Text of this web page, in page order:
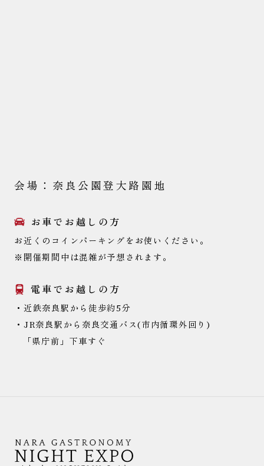
会場：奈良公園登大路園地
お車でお越しの方
お近くのコインパーキングをお使いください。
※開催期間中は混雑が予想されます。
電車でお越しの方
・近鉄奈良駅から徒歩約5分
・JR奈良駅から奈良交通バス(市内循環外回り)
「県庁前」下車すぐ